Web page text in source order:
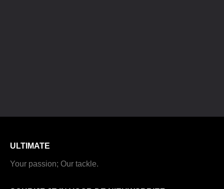
ULTIMATE
Your passion; Our tackle.